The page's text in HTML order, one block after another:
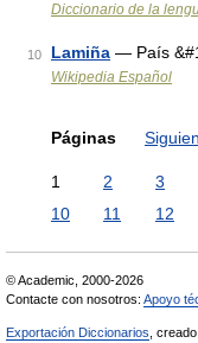
Diccionario de la
10 Lamiña — País
Wikipedia Español
Páginas
1 2 3
10
11 12
© Academic, 2000-2026
Contacte con nosotros: Apoyo
Exportación Diccionarios ,